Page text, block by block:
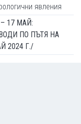
явления
17 МАЙ:
ПО ПЪТЯ НА
2024 Г./